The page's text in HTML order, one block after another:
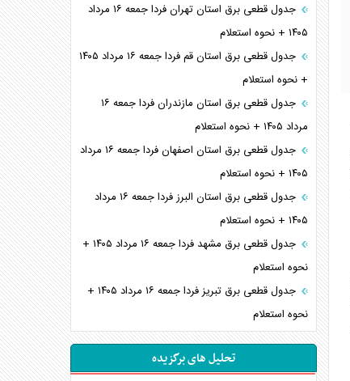
جدول قطعی برق استان تهران فردا جمعه ۱۶ مرداد
۱۴۰۵ + نحوه استعلام
جدول قطعی برق استان قم فردا جمعه ۱۶ مرداد ۱۴۰۵
+ نحوه استعلام
جدول قطعی برق استان مازندران فردا جمعه ۱۶
مرداد ۱۴۰۵ + نحوه استعلام
جدول قطعی برق استان اصفهان فردا جمعه ۱۶ مرداد
۱۴۰۵ + نحوه استعلام
جدول قطعی برق استان البرز فردا جمعه ۱۶ مرداد
۱۴۰۵ + نحوه استعلام
جدول قطعی برق مشهد فردا جمعه ۱۶ مرداد ۱۴۰۵ +
نحوه استعلام
جدول قطعی برق تبریز فردا جمعه ۱۶ مرداد ۱۴۰۵ +
نحوه استعلام
تحلیل های برگزیده